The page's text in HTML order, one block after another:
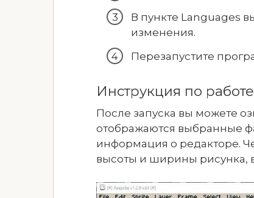
В пункте Languages
изменения.
Перезапустите
Инструкция по работе
После запуска вы можете
отображаются выбранные
информация о редакторе.
высоты и ширины рисунка,